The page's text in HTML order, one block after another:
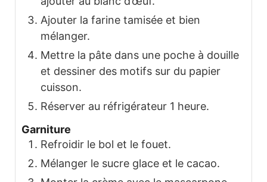
Ajouter la farine tamisée et bien
mélanger.
Mettre la pâte dans une poche à douille
et dessiner des motifs sur du papier
cuisson.
Réserver au réfrigérateur 1 heure.
Garniture
Refroidir le bol et le fouet.
Mélanger le sucre glace et le cacao.